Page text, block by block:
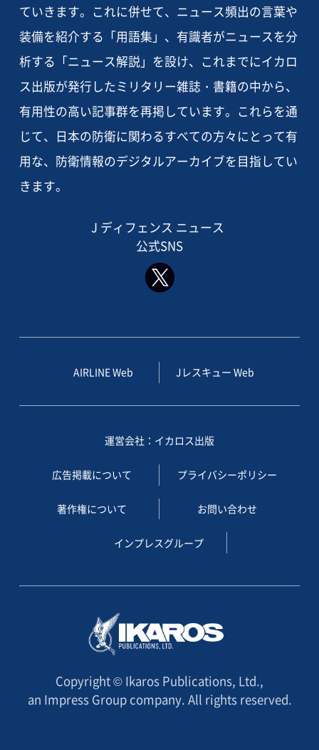
ていきます。これに併せて、ニュース頻出の言葉や
装備を紹介する「用語集」、有識者がニュースを分
析する「ニュース解説」を設け、これまでにイカロ
ス出版が発行したミリタリー雑誌・書籍の中から、
有用性の高い記事群を再掲しています。これらを通
じて、日本の防衛に関わるすべての方々にとって有
用な、防衛情報のデジタルアーカイブを目指してい
きます。
J ディフェンス ニュース
公式SNS
AIRLINE Web Jレスキュー Web
運営会社：イカロス出版
広告掲載について プライバシーポリシー
著作権について お問い合わせ
インプレスグループ
Copyright © Ikaros Publications, Ltd.,
an Impress Group company. All rights reserved.